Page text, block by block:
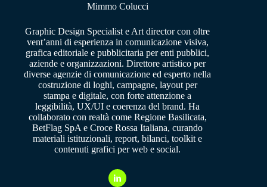
Mimmo Colucci
Graphic Design Specialist e Art director con oltre
vent’anni di esperienza in comunicazione visiva,
grafica editoriale e pubblicitaria per enti pubblici,
aziende e organizzazioni. Direttore artistico per
diverse agenzie di comunicazione ed esperto nella
costruzione di loghi, campagne, layout per
stampa e digitale, con forte attenzione a
leggibilità, UX/UI e coerenza del brand. Ha
collaborato con realtà come Regione Basilicata,
BetFlag SpA e Croce Rossa Italiana, curando
materiali istituzionali, report, bilanci, toolkit e
contenuti grafici per web e social.